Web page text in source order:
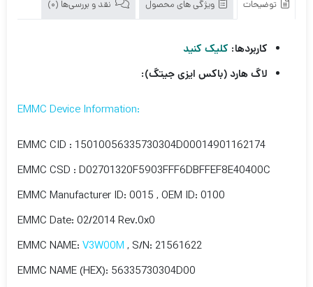
توضیحات ویژگی های محصول نقد و بررسی‌ها (0)
کاربردها: کلیک کنید
لاگ هارد (باکس ایزی جیتگ):
:EMMC Device Information
EMMC CID : 15010056335730304D00014901162174
EMMC CSD : D02701320F5903FFF6DBFFEF8E40400C
EMMC Manufacturer ID: 0015 , OEM ID: 0100
EMMC Date: 02/2014 Rev.0x0
EMMC NAME: V3W00M , S/N: 21561622
EMMC NAME (HEX): 56335730304D00